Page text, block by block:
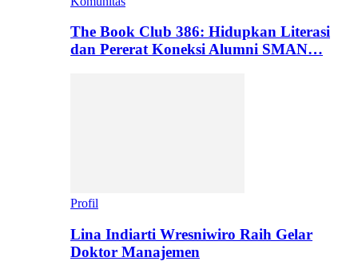
The Book Club 386: Hidupkan Literasi
dan Pererat Koneksi Alumni SMAN…
Profil
Lina Indiarti Wresniwiro Raih Gelar
Doktor Manajemen